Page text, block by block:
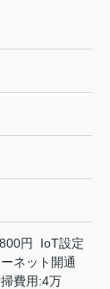
円 IoT設定
ネット開通
費用:4万